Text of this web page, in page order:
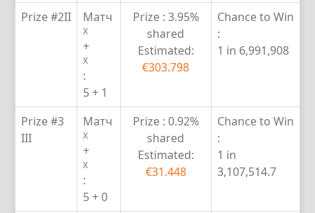
Prize #2II Матч
X
+
X
:
5 + 1
Prize : 3.95%
shared
Estimated:
€303.798
Chance to Win
:
1 in 6,991,908
Prize #3
III
Матч
X
+
X
:
5 + 0
Prize : 0.92%
shared
Estimated:
€31.448
Chance to Win
:
1 in
3,107,514.7